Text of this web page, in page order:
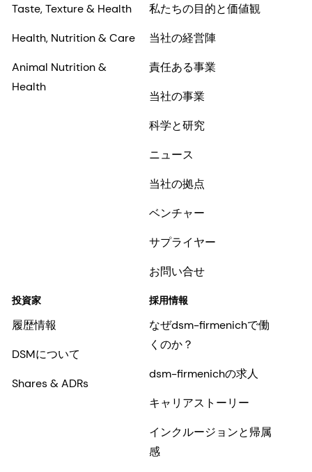
Taste, Texture & Health
Health, Nutrition & Care
Animal Nutrition &
Health
私たちの目的と価値観
当社の経営陣
責任ある事業
当社の事業
科学と研究
ニュース
当社の拠点
ベンチャー
サプライヤー
お問い合せ
投資家
履歴情報
DSMについて
Shares & ADRs
採用情報
なぜdsm-firmenichで働
くのか？
dsm-firmenichの求人
キャリアストーリー
インクルージョンと帰属
感